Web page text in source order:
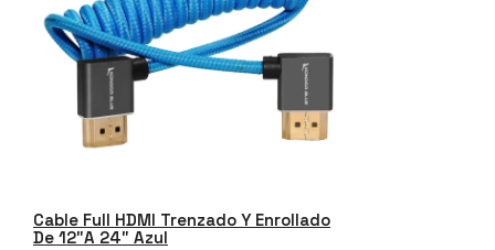
Cable Full HDMI Trenzado Y Enrollado
De 12″a 24″ Azul